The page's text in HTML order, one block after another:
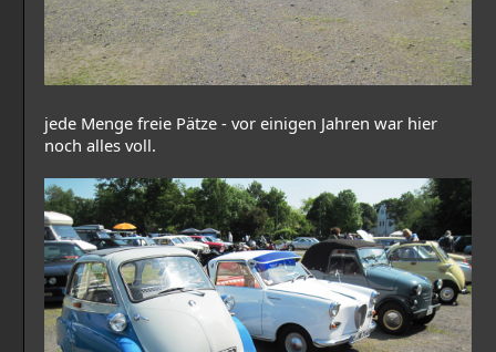
jede Menge freie Pätze - vor einigen Jahren war hier
noch alles voll.